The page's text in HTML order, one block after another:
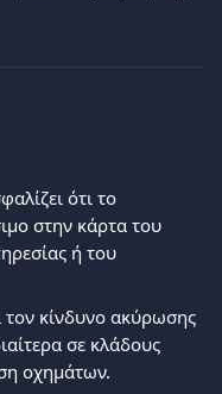
ότι το
στην κάρτα του
ή του
τον κίνδυνο ακύρωσης
σε κλάδους
οχημάτων.